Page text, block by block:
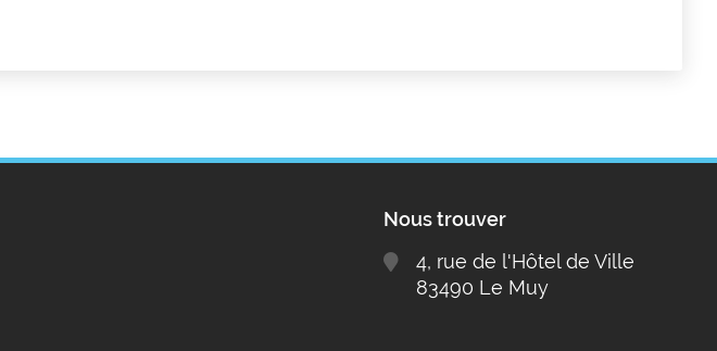
Nous trouver
4, rue de l'Hôtel de Ville
83490 Le Muy